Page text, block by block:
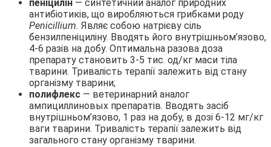
пеніцилін — синтетичний аналог природних
антибіотиків, що виробляються грибками роду
Penicillium. Являє собою натрієву сіль
бензилпеніциліну. Вводять його внутрішньом’язово,
4-6 разів на добу. Оптимальна разова доза
препарату становить 3-5 тис. од/кг маси тіла
тварини. Тривалість терапії залежить від стану
організму тварини;
полифлекс — ветеринарний аналог
ампициллиновых препаратів. Вводять засіб
внутрішньом’язово, 1 раз на добу, в дозі 6-12 мг/кг
ваги тварини. Тривалість терапії залежить від
загального стану організму тварини.